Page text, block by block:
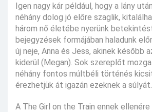
Igen nagy kár például, hogy a lány
néhány dolog jó előre szaglik,
három nő életébe nyerünk
bejegyzések formájában haladunk
új neje, Anna és Jess, akinek később
kiderül (Megan). Sok szereplőt
néhány fontos múltbéli történés
érezhetjük át igazán ezeknek a súlyát.
A The Girl on the Train ennek